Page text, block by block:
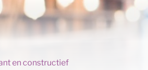
en constructief